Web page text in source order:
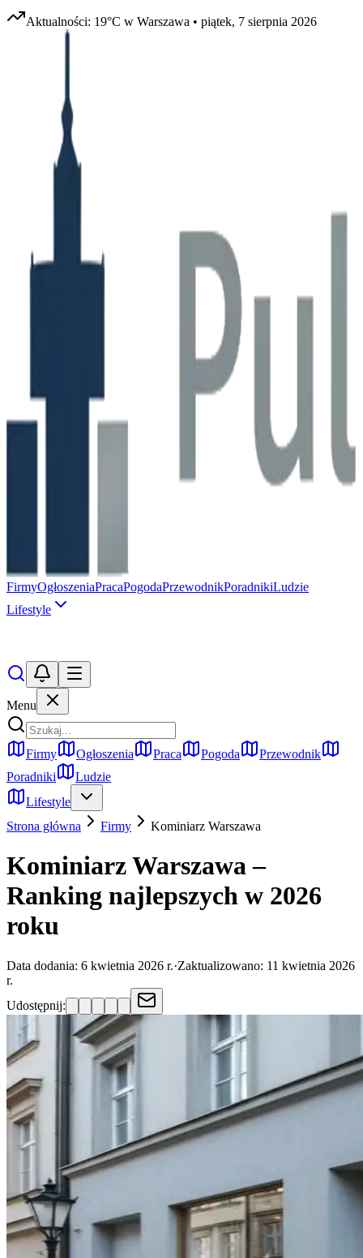
Aktualności: 19°C w Warszawa • piątek, 7 sierpnia 2026
FirmyOgłoszeniaPracaPogodaPrzewodnikPoradnikiLudzie
Lifestyle
Menu
Firmy Ogłoszenia Praca Pogoda
Przewodnik
Poradniki
Ludzie
Lifestyle
Strona główna
Firmy Kominiarz Warszawa
Kominiarz Warszawa –
Ranking najlepszych w 2026
roku
Data dodania: 6 kwietnia 2026 r.·Zaktualizowano: 11 kwietnia 2026
r.
Udostępnij: